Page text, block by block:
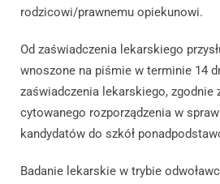
rodzicowi/prawnemu opiekunowi.
Od zaświadczenia lekarskiego
wnoszone na piśmie w terminie 14
zaświadczenia lekarskiego, zgodnie
cytowanego rozporządzenia w
kandydatów do szkół
Badanie lekarskie w trybie